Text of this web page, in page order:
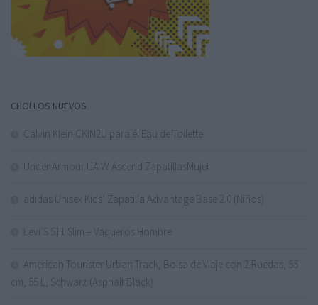
CHOLLOS NUEVOS
Calvin Klein CKIN2U para él Eau de Toilette
Under Armour UA W Ascend ZapatillasMujer
adidas Unisex Kids’ Zapatilla Advantage Base 2.0 (Niños)
Levi’S 511 Slim – Vaqueros Hombre
American Tourister Urban Track, Bolsa de Viaje con 2 Ruedas, 55
cm, 55 L, Schwarz (Asphalt Black)